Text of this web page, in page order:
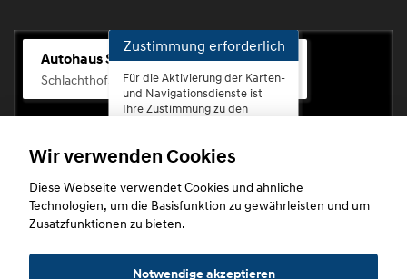
Autohaus Scherhag
Schlachthofstr. 68, 56073 Koblenz-Rauental
Zustimmung erforderlich
Für die Aktivierung der Karten-
und Navigationsdienste ist
Ihre Zustimmung zu den
erforderlich.
Zustimmen
Wir verwenden Cookies
Diese Webseite verwendet Cookies und ähnliche
Technologien, um die Basisfunktion zu gewährleisten und um
Zusatzfunktionen zu bieten.
Notwendige akzeptieren